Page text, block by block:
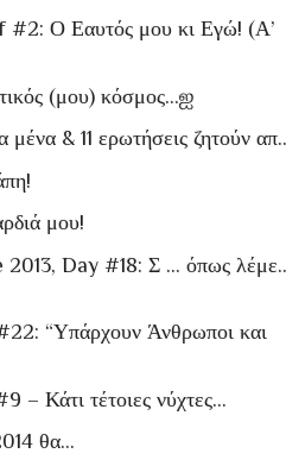
Ο Εαυτός μου κι Εγώ! (Α’
(μου) κόσμος…ஐ
μένα & 11 ερωτήσεις ζητούν
μου!
2013, Day #18: Σ … όπως
“Υπάρχουν Άνθρωποι και
– Κάτι τέτοιες νύχτες…
θα…